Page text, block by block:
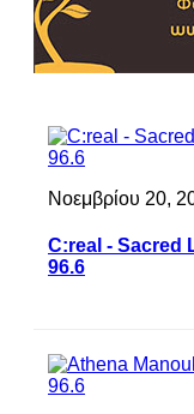
Νοεμβρίου 20,
C:real - Sacred
96.6